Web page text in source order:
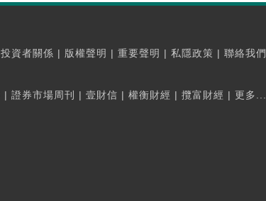
投資者關係 | 版權聲明 | 重要聲明 | 私隱政策 | 聯絡我們
| 證券市場周刊 | 壹財信 | 權衡財經 | 攬富財經 | 更多...